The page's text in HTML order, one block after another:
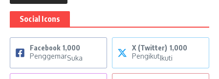
Social Icons
Facebook 1,000
PenggemarSuka
X (Twitter) 1,000
PengikutIkuti